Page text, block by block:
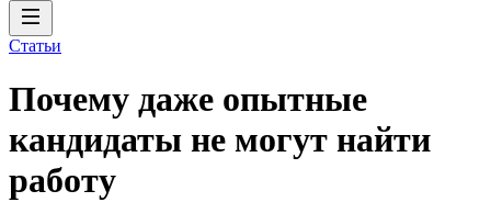
Статьи
Почему даже опытные
кандидаты не могут найти
работу